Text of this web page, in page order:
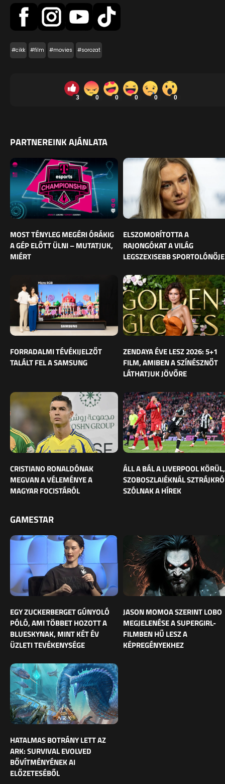
#cikk #film #movies #sorozat
3 0 0 0 0 0
PARTNEREINK AJÁNLATA
MOST TÉNYLEG MEGÉRI ÓRÁKIG
A GÉP ELŐTT ÜLNI – MUTATJUK,
MIÉRT
ELSZOMORÍTOTTA A
RAJONGÓKAT A VILÁG
LEGSZEXISEBB SPORTOLÓNŐJE
FORRADALMI TÉVÉKIJELZŐT
TALÁLT FEL A SAMSUNG
ZENDAYA ÉVE LESZ 2026: 5+1
FILM, AMIBEN A SZÍNÉSZNŐT
LÁTHATJUK JÖVŐRE
CRISTIANO RONALDÓNAK
MEGVAN A VÉLEMÉNYE A
MAGYAR FOCISTÁRÓL
ÁLL A BÁL A LIVERPOOL KÖRÜL,
SZOBOSZLAIÉKNÁL
SZÓLNAK A HÍREK
GAMESTAR
EGY ZUCKERBERGET GÚNYOLÓ
PÓLÓ, AMI TÖBBET HOZOTT A
BLUESKYNAK, MINT KÉT ÉV
ÜZLETI TEVÉKENYSÉGE
JASON MOMOA SZERINT LOBO
MEGJELENÉSE A SUPERGIRL-
FILMBEN HŰ LESZ A
KÉPREGÉNYEKHEZ
HATALMAS BOTRÁNY LETT AZ
ARK: SURVIVAL EVOLVED
BŐVÍTMÉNYÉNEK AI
ELŐZETESÉBŐL